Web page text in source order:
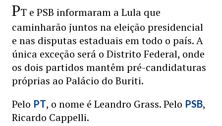
PT e PSB informaram a Lula que
caminharão juntos na eleição presidencial
e nas disputas estaduais em todo o país. A
única exceção será o Distrito Federal, onde
os dois partidos mantêm pré-candidaturas
próprias ao Palácio do Buriti.
Pelo PT, o nome é Leandro Grass. Pelo PSB,
Ricardo Cappelli.